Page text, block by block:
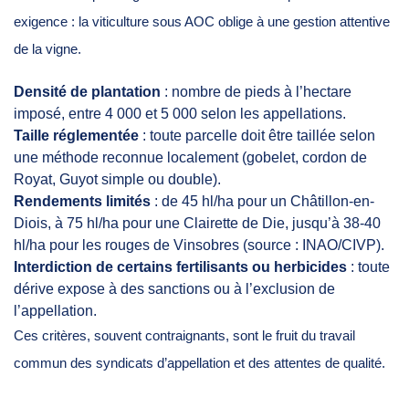
exigence : la viticulture sous AOC oblige à une gestion attentive
de la vigne.
Densité de plantation : nombre de pieds à l’hectare
imposé, entre 4 000 et 5 000 selon les appellations.
Taille réglementée : toute parcelle doit être taillée selon
une méthode reconnue localement (gobelet, cordon de
Royat, Guyot simple ou double).
Rendements limités : de 45 hl/ha pour un Châtillon-en-
Diois, à 75 hl/ha pour une Clairette de Die, jusqu’à 38-40
hl/ha pour les rouges de Vinsobres (source : INAO/CIVP).
Interdiction de certains fertilisants ou herbicides : toute
dérive expose à des sanctions ou à l’exclusion de
l’appellation.
Ces critères, souvent contraignants, sont le fruit du travail
commun des syndicats d’appellation et des attentes de qualité.